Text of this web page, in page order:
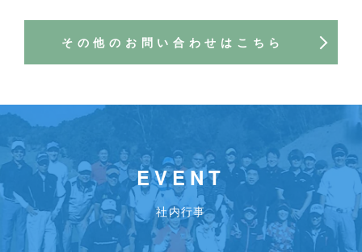
その他のお問い合わせはこちら
EVENT
社内行事